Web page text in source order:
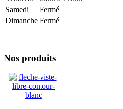
Samedi
Fermé
Dimanche Fermé
Nos produits